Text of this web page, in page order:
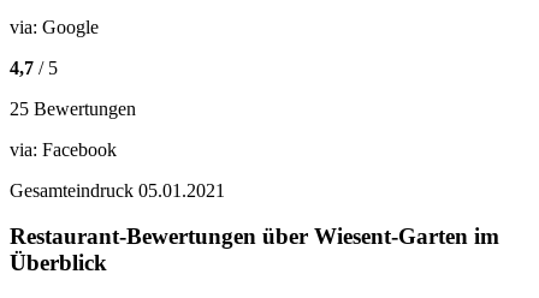
via: Google
4,7 / 5
25 Bewertungen
via: Facebook
Gesamteindruck 05.01.2021
Restaurant-Bewertungen über Wiesent-Garten im
Überblick